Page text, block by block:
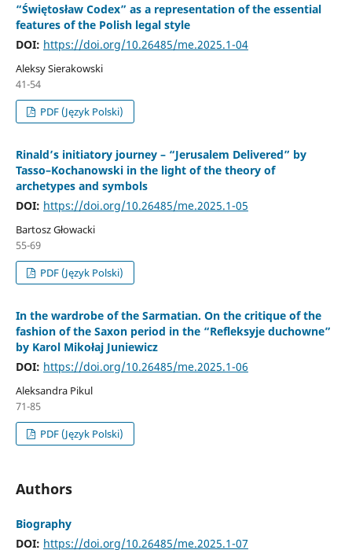
“Świętosław Codex” as a representation of the essential
features of the Polish legal style
DOI: https://doi.org/10.26485/me.2025.1-04
Aleksy Sierakowski
41-54
PDF (Język Polski)
Rinald’s initiatory journey – “Jerusalem Delivered” by
Tasso–Kochanowski in the light of the theory of
archetypes and symbols
DOI: https://doi.org/10.26485/me.2025.1-05
Bartosz Głowacki
55-69
PDF (Język Polski)
In the wardrobe of the Sarmatian. On the critique of the
fashion of the Saxon period in the “Refleksyje duchowne”
by Karol Mikołaj Juniewicz
DOI: https://doi.org/10.26485/me.2025.1-06
Aleksandra Pikul
71-85
PDF (Język Polski)
Authors
Biography
DOI: https://doi.org/10.26485/me.2025.1-07